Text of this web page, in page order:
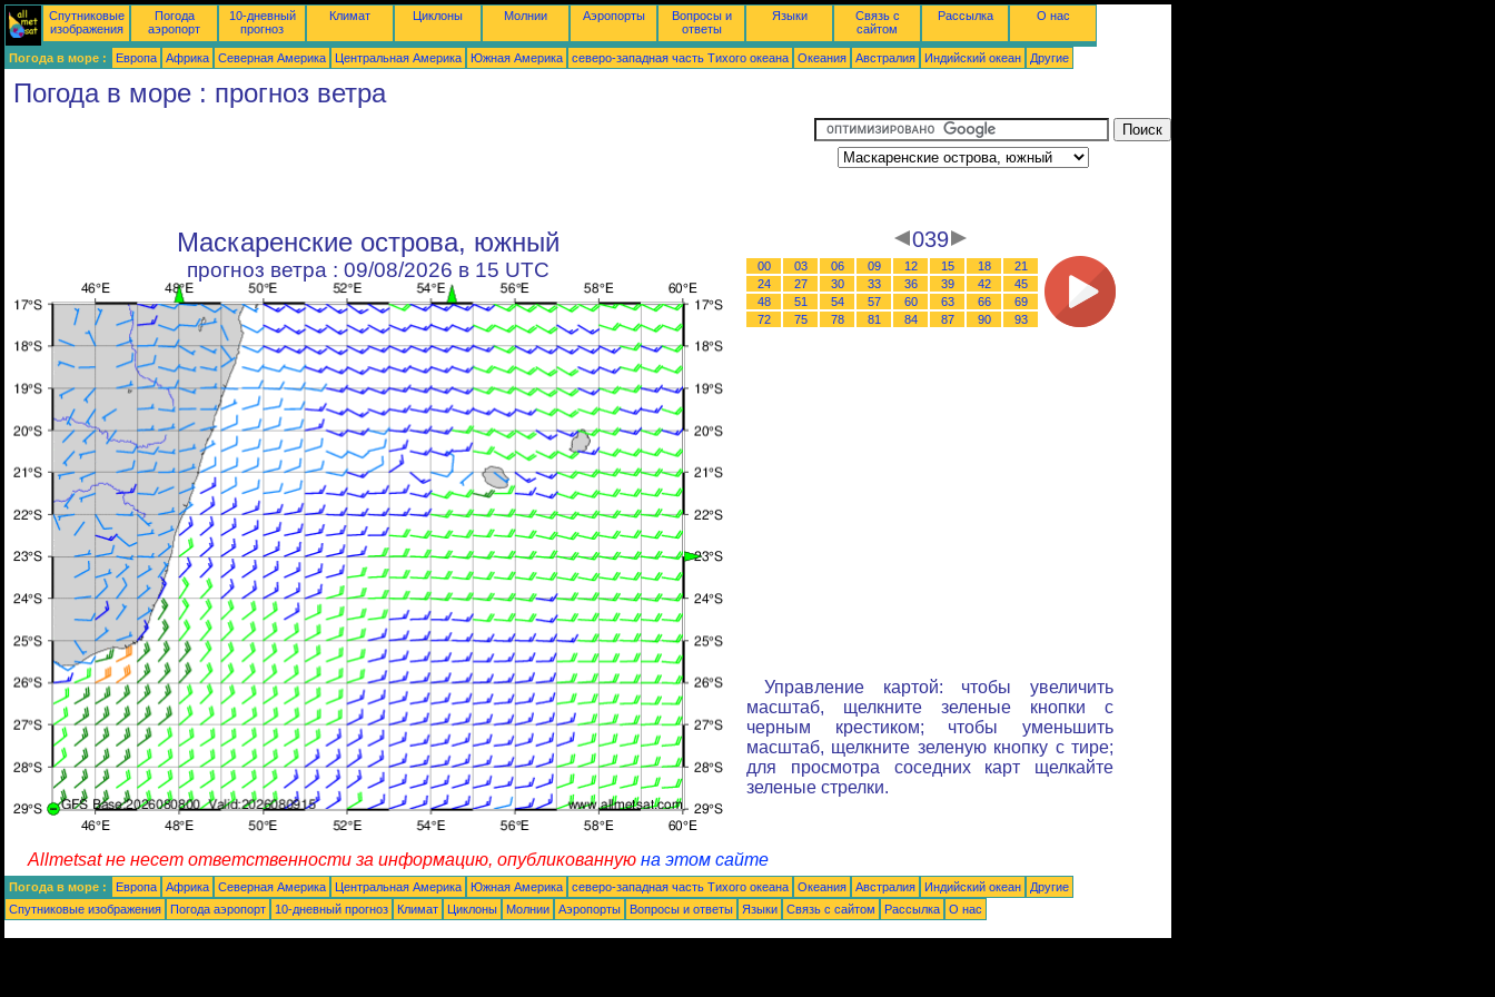
Спутниковые
изображения
Погода
аэропорт
10-дневный
прогноз
Климат Циклоны Молнии Аэропорты
Вопросы и
ответы
Языки
Связь с
сайтом
Рассылка О нас
Погода в море : Европа Африка Северная Америка Центральная Америка Южная Америка северо-западная часть Tихого океана Океания Австралия Индийский океан Другие
Погода в море : прогноз ветра
Маскаренские острова, южный
прогноз ветра : 09/08/2026 в 15 UTC
039
00 03 06 09 12 15 18
21
24
27 30 33 36 39 42
45
48
51 54 57 60 63 66
69
72
75 78 81 84 87 90 93
Управление картой: чтобы увеличить
масштаб, щелкните зеленые кнопки с
черным крестиком; чтобы уменьшить
масштаб, щелкните зеленую кнопку с тире;
для просмотра соседних карт щелкайте
зеленые стрелки.
Allmetsat не несет ответственности за информацию, опубликованную на этом сайте
Погода в море : Европа Африка Северная Америка Центральная Америка Южная Америка северо-западная часть Tихого океана Океания Австралия Индийский океан
Другие
Спутниковые изображения
Погода аэропорт 10-дневный прогноз Климат Циклоны Молнии Аэропорты Вопросы и ответы Языки Связь с сайтом Рассылка О нас